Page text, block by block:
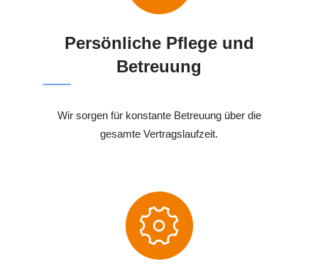
Persönliche Pflege und
Betreuung
Wir sorgen für konstante Betreuung über die
gesamte Vertragslaufzeit.